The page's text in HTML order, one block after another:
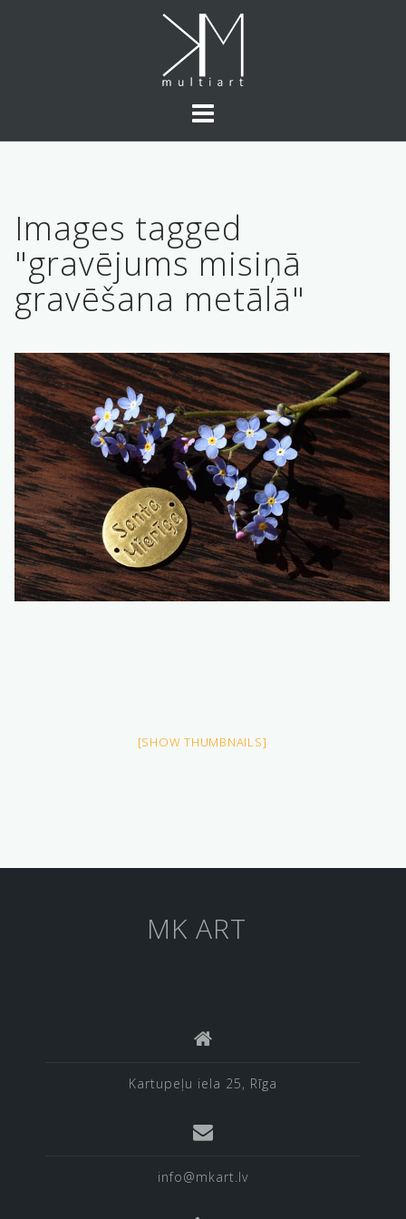
Images tagged
"gravējums misiņā
gravēšana metālā"
[SHOW THUMBNAILS]
MK ART
Kartupeļu iela 25, Rīga
info@mkart.lv